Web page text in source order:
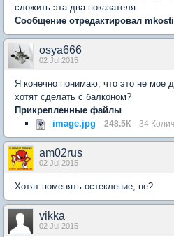
сложить эта два показателя.
Сообщение отредактировал
osya666
02 Jul 2015
Я конечно понимаю, что это не мое
хотят сделать с балконом?
Прикрепленные файлы
image.jpg
248.5К 34
am02rus
02 Jul 2015
Хотят поменять остекление, не?
vikka
02 Jul 2015